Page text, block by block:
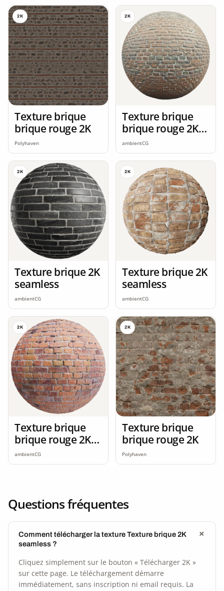
2K
Texture brique
brique rouge 2K
Polyhaven
2K
Texture brique
brique rouge 2K
seamless
ambientCG
2K
Texture brique 2K
seamless
ambientCG
2K
Texture brique 2K
seamless
ambientCG
2K
Texture brique
brique rouge 2K
seamless
ambientCG
2K
Texture brique
brique rouge 2K
Polyhaven
Questions fréquentes
Comment télécharger la texture Texture brique 2K
seamless ?
Cliquez simplement sur le bouton « Télécharger 2K »
sur cette page. Le téléchargement démarre
immédiatement, sans inscription ni email requis. La